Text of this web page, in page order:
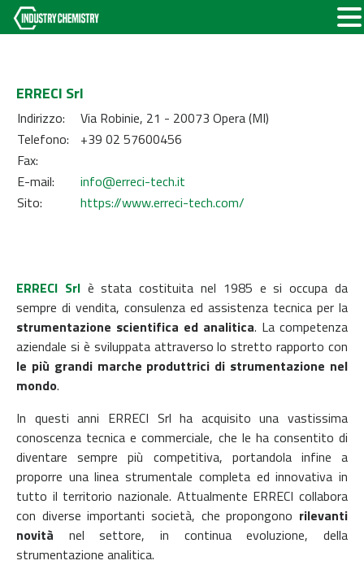
ERRECI Srl
Indirizzo:
Via Robinie, 21 - 20073 Opera (MI)
Telefono:
+39 02 57600456
Fax:
E-mail:
info@erreci-tech.it
Sito:
https://www.erreci-tech.com/
ERRECI Srlè stata costituita nel 1985 e si occupa da
sempre di vendita, consulenza ed assistenza tecnica per la
strumentazione scientifica ed analitica. La competenza
aziendale si è sviluppata attraverso lo stretto rapporto con
le più grandi marche produttrici di strumentazione nel
mondo.
In questi anni ERRECI Srl ha acquisito una vastissima
conoscenza tecnica e commerciale, che le ha consentito di
diventare sempre più competitiva, portandola infine a
proporre una linea strumentale completa ed innovativa in
tutto il territorio nazionale. Attualmente ERRECI collabora
con diverse importanti società, che propongono rilevanti
novità nel settore, in continua evoluzione, della
strumentazione analitica.